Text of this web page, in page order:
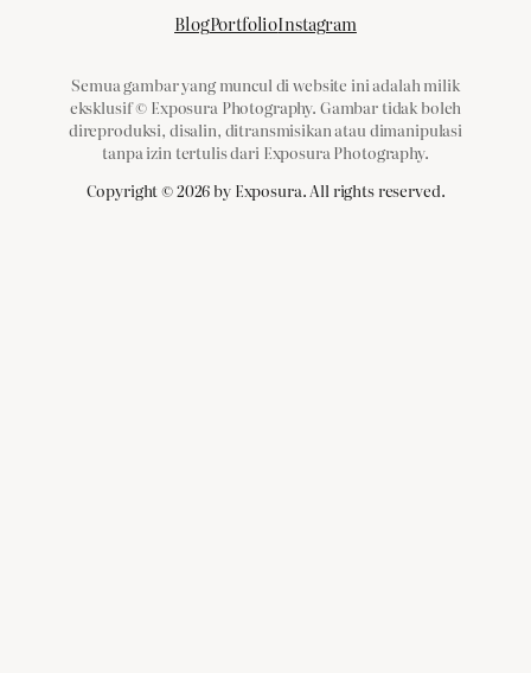
BlogPortfolioInstagram
Semua gambar yang muncul di website ini adalah milik
eksklusif © Exposura Photography. Gambar tidak boleh
direproduksi, disalin, ditransmisikan atau dimanipulasi
tanpa izin tertulis dari Exposura Photography.
Copyright ©2026by Exposura. All rights reserved.